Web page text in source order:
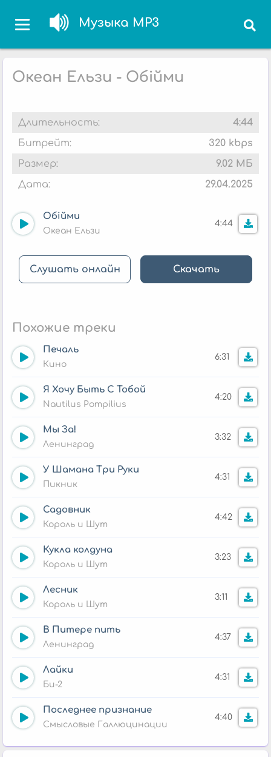
Музыка MP3
Океан Ельзи - Обійми
Длительность:
4:44
Битрейт:
320 kbps
Размер:
9.02 МБ
Дата:
29.04.2025
Обійми
Океан Ельзи
4:44
Слушать онлайн Скачать
Похожие треки
Печаль
Кино
6:31
Я Хочу Быть С Тобой
Nautilus Pompilius
4:20
Мы За!
Ленинград
3:32
У Шамана Три Руки
Пикник
4:31
Садовник
Король и Шут
4:42
Кукла колдуна
Король и Шут
3:23
Лесник
Король и Шут
3:11
В Питере пить
Ленинград
4:37
Лайки
Би-2
4:31
Последнее признание
Смысловые Галлюцинации
4:40